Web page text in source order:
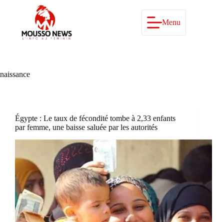
Menu
naissance
Égypte : Le taux de fécondité tombe à 2,33 enfants
par femme, une baisse saluée par les autorités